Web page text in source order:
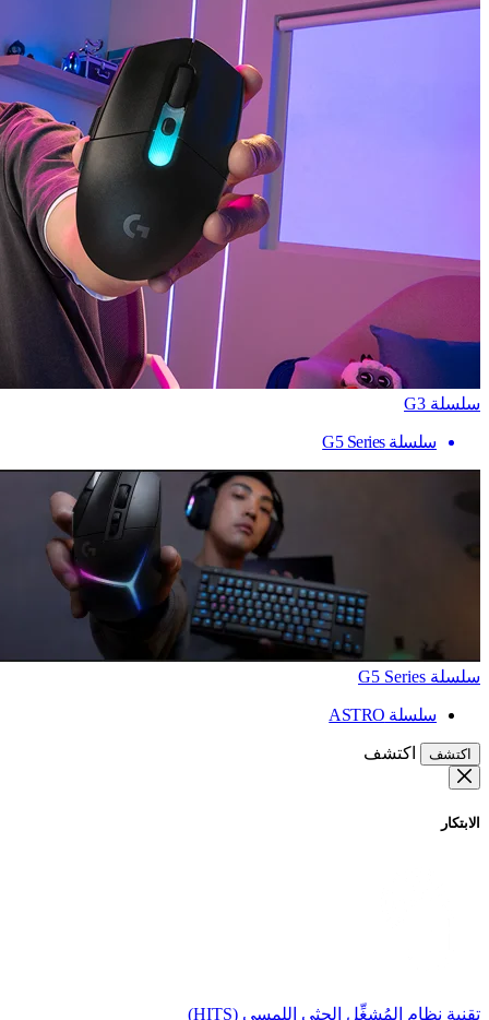
سلسلة G3
سلسلة G5 Series
سلسلة G5 Series
سلسلة ASTRO
اكتشف اكتشف
الابتكار
تقنية نظام المُشغِّل الحثي اللمسي (HITS)